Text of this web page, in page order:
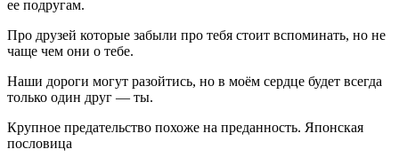
ее подругам.
Про друзей которые забыли про тебя стоит вспоминать, но не
чаще чем они о тебе.
Наши дороги могут разойтись, но в моём сердце будет всегда
только один друг — ты.
Крупное предательство похоже на преданность. Японская
пословица